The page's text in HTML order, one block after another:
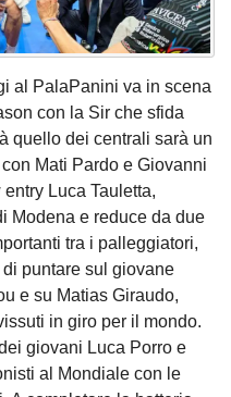
al PalaPanini va in scena
con la Sir che sfida
quello dei centrali sarà un
Mati Pardo e Giovanni
Luca Tauletta,
Modena e reduce da due
tra i palleggiatori,
puntare sul giovane
e su Matias Giraudo,
in giro per il mondo.
giovani Luca Porro e
al Mondiale con le